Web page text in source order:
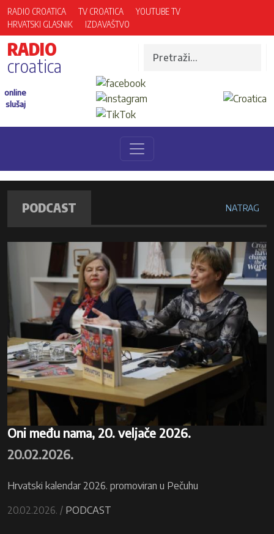
RADIO CROATICA TV CROATICA
YOUTUBE TV
HRVATSKI GLASNIK
IZDAVAŠTVO
RADIO
croatica
online
slušaj
PODCAST NATRAG
Oni među nama, 20. veljače 2026.
20.02.2026.
Hrvatski kalendar 2026. promoviran u Pečuhu
20.02.2026. / PODCAST